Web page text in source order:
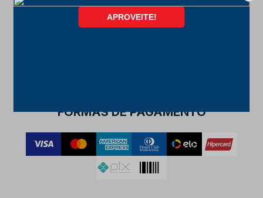
FORMAS DE PAGAMENTO